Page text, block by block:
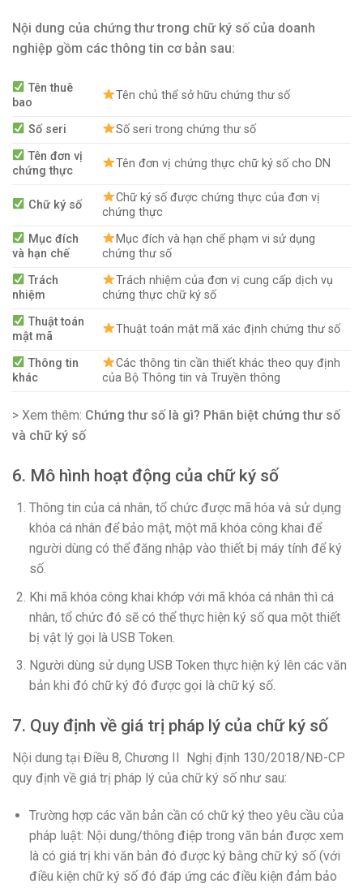
Nội dung của chứng thư trong chữ ký số của doanh
nghiệp gồm các thông tin cơ bản sau:
Tên thuê
bao
Tên chủ thể sở hữu chứng thư số
Số seri
Số seri trong chứng thư số
Tên đơn vị
chứng thực
Tên đơn vị chứng thực chữ ký số cho DN
Chữ ký số
Chữ ký số được chứng thực của đơn vị
chứng thực
Mục đích
và hạn chế
Mục đích và hạn chế phạm vi sử dụng
chứng thư số
Trách
nhiệm
Trách nhiệm của đơn vị cung cấp dịch vụ
chứng thực chữ ký số
Thuật toán
mật mã
Thuật toán mật mã xác định chứng thư số
Thông tin
khác
Các thông tin cần thiết khác theo quy định
của Bộ Thông tin và Truyền thông
> Xem thêm: Chứng thư số là gì? Phân biệt chứng thư số
và chữ ký số
6. Mô hình hoạt động của chữ ký số
Thông tin của cá nhân, tổ chức được mã hóa và sử dụng
khóa cá nhân để bảo mật, một mã khóa công khai để
người dùng có thể đăng nhập vào thiết bị máy tính để ký
số.
Khi mã khóa công khai khớp với mã khóa cá nhân thì cá
nhân, tổ chức đó sẽ có thể thực hiện ký số qua một thiết
bị vật lý gọi là USB Token.
Người dùng sử dụng USB Token thực hiện ký lên các văn
bản khi đó chữ ký đó được gọi là chữ ký số.
7. Quy định về giá trị pháp lý của chữ ký số
Nội dung tại Điều 8, Chương II Nghị định 130/2018/NĐ-CP
quy định về giá trị pháp lý của chữ ký số như sau:
Trường hợp các văn bản cần có chữ ký theo yêu cầu của
pháp luật: Nội dung/thông điệp trong văn bản được xem
là có giá trị khi văn bản đó được ký bằng chữ ký số (với
điều kiện chữ ký số đó đáp ứng các điều kiện đảm bảo